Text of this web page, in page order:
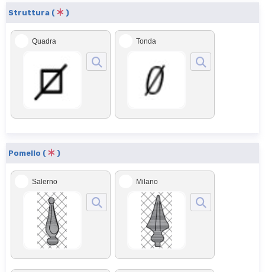
Struttura ( )
Quadra Tonda
Pomello ( )
Salerno Milano